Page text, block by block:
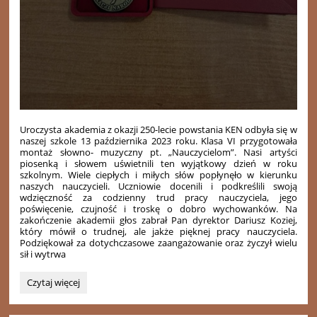
Uroczysta akademia z okazji 250-lecie powstania KEN odbyła się w
naszej szkole 13 października 2023 roku. Klasa VI przygotowała
montaż słowno- muzyczny pt. „Nauczycielom”. Nasi artyści
piosenką i słowem uświetnili ten wyjątkowy dzień w roku
szkolnym. Wiele ciepłych i miłych słów popłynęło w kierunku
naszych nauczycieli. Uczniowie docenili i podkreślili swoją
wdzięczność za codzienny trud pracy nauczyciela, jego
poświęcenie, czujność i troskę o dobro wychowanków. Na
zakończenie akademii głos zabrał Pan dyrektor Dariusz Koziej,
który mówił o trudnej, ale jakże pięknej pracy nauczyciela.
Podziękował za dotychczasowe zaangażowanie oraz życzył wielu
sił i wytrwa
„Nauczycielom”
Dzień
Czytaj więcej